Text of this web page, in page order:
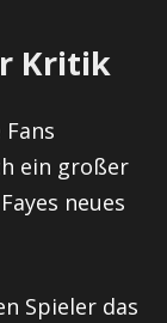
Kritik
ein großer
neues
Spieler das